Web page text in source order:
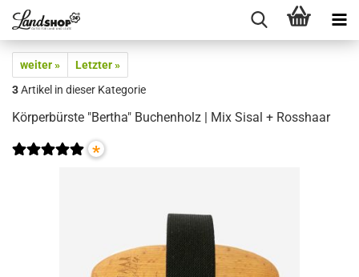
weiter »
Letzter »
3Artikel in dieser Kategorie
Körperbürste "Bertha" Buchenholz | Mix Sisal + Rosshaar
*